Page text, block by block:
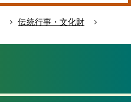
伝統行事・文化財